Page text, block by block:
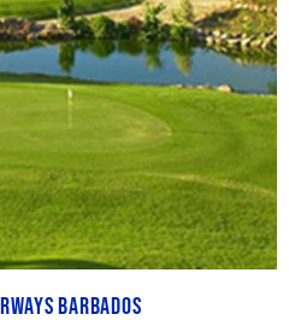
Barbados